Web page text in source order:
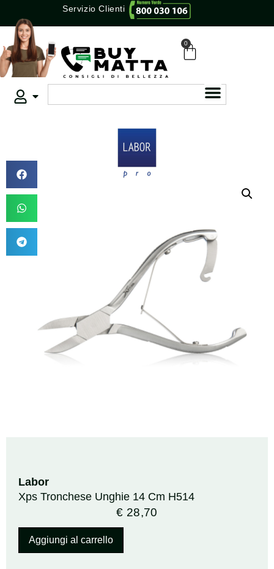
Servizio Clienti
0
Labor
Xps Tronchese Unghie 14 Cm H514
€ 28,70
Aggiungi al carrello